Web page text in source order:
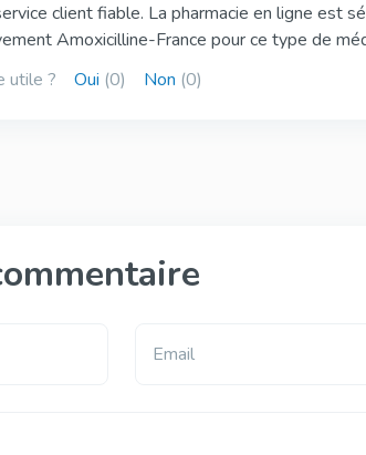
client fiable. La pharmacie en ligne est
Amoxicilline-France pour ce type de
utile ?
Oui (0) Non (0)
Email